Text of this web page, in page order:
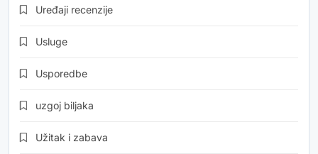
Uređaji recenzije
Usluge
Usporedbe
uzgoj biljaka
Užitak i zabava